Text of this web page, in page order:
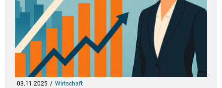
03.11.2025 Wirtschaft